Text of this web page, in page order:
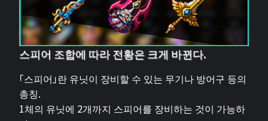
스피어 조합에 따라 전황은 크게 바뀐다.
「스피어」란 유닛이 장비할 수 있는 무기나 방어구 등의
총칭.
1체의 유닛에 2개까지 스피어를 장비하는 것이 가능하